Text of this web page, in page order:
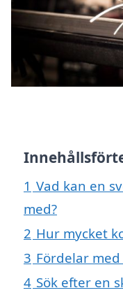
1 Vad kan en
med?
2 Hur mycket
3 Fördelar
4 Sök efter en